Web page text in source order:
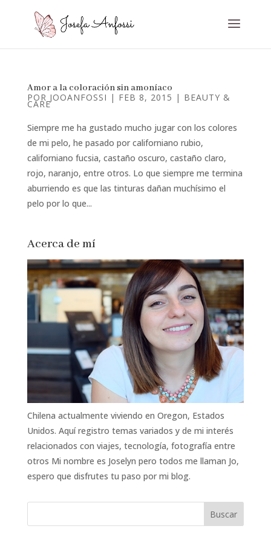
Amor a la coloración sin amoníaco
POR JOOANFOSSI | FEB 8, 2015 | BEAUTY &
CARE
Siempre me ha gustado mucho jugar con los colores
de mi pelo, he pasado por californiano rubio,
californiano fucsia, castaño oscuro, castaño claro,
rojo, naranjo, entre otros. Lo que siempre me termina
aburriendo es que las tinturas dañan muchísimo el
pelo por lo que...
Acerca de mí
Chilena actualmente viviendo en Oregon, Estados
Unidos. Aquí registro temas variados y de mi interés
relacionados con viajes, tecnología, fotografía entre
otros Mi nombre es Joselyn pero todos me llaman Jo,
espero que disfrutes tu paso por mi blog.